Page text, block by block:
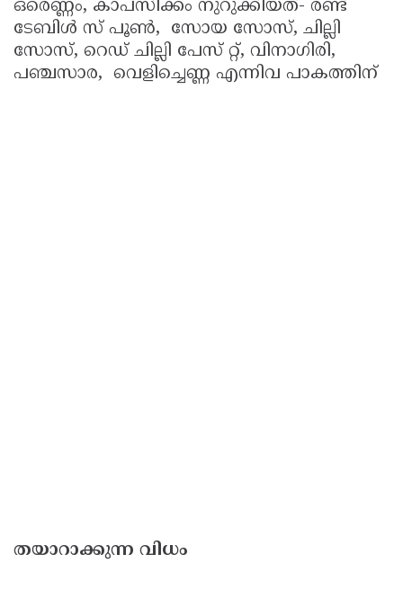
ഒരെണ്ണം, കാപ്സിക്കം നുറുക്കിയത്- രണ്ട്
ടേബിള്‍ സ് പൂണ്‍, സോയ സോസ്, ചില്ലി
സോസ്, റെഡ് ചില്ലി പേസ് റ്റ്, വിനാഗിരി,
പഞ്ചസാര, വെളിച്ചെണ്ണ എന്നിവ പാകത്തിന്
തയാറാക്കുന്ന വിധം